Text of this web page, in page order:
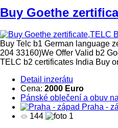
Buy Goethe
Buy Telc b1 German language
204 33160)We Offer Valid b2
TELC b2 certificates India Buy
Detail inzerátu
Cena: 2000 Euro
Pánské oblečení a obuv
Praha -
144
1